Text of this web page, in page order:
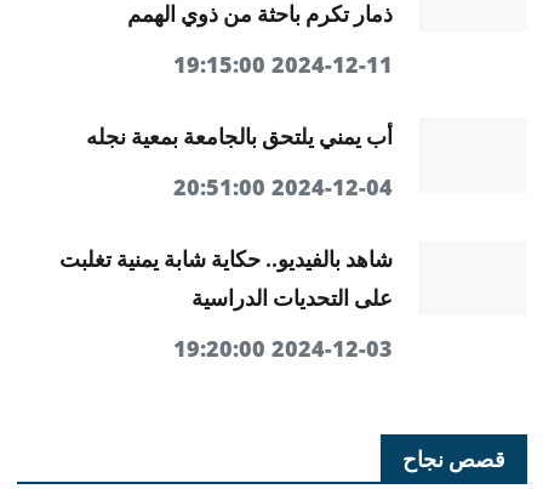
ذمار تكرم باحثة من ذوي الهمم
2024-12-11 19:15:00
أب يمني يلتحق بالجامعة بمعية نجله
2024-12-04 20:51:00
شاهد بالفيديو.. حكاية شابة يمنية تغلبت
على التحديات الدراسية
2024-12-03 19:20:00
قصص نجاح